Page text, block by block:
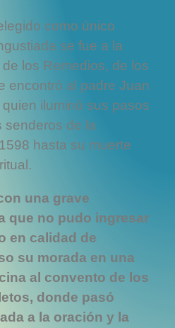
como único
se fue a la
los Remedios, de los
encontró al padre Juan
iluminó sus pasos
senderos de la
hasta su muerte
una grave
que no pudo ingresar
en calidad de
su morada en una
al convento de los
donde pasó
a la oración y la